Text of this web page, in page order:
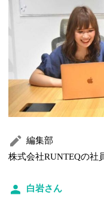
編集部
株式会社RUNTEQの社
白岩さん